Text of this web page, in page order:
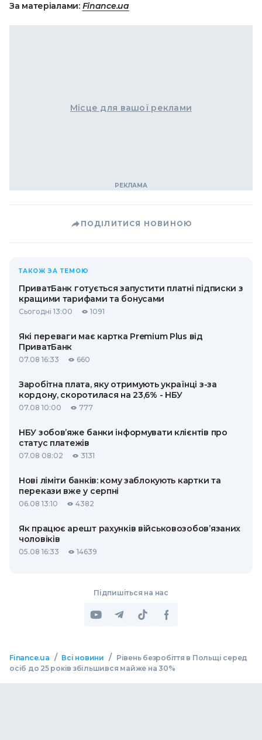
За матеріалами: Finance.ua
Місце для вашої реклами
ПОДІЛИТИСЯ НОВИНОЮ
ТАКОЖ ЗА ТЕМОЮ
ПриватБанк готується запустити платні підписки з
кращими тарифами та бонусами
Сьогодні 13:00 1091
Які переваги має картка Premium Plus від
ПриватБанк
07.08 16:33 660
Заробітна плата, яку отримують українці з-за
кордону, скоротилася на 23,6% - НБУ
07.08 10:00 777
НБУ зобов’яже банки інформувати клієнтів про
статус платежів
07.08 08:02 3131
Нові ліміти банків: кому заблокують картки та
перекази вже у серпні
06.08 13:10 4382
Як працює арешт рахунків військовозобов’язаних
чоловіків
05.08 16:33 14639
Підпишіться на нас
Finance.ua / Всі новини /
Рівень безробіття в Польщі серед
осіб до 25 років збільшився майже на 30%